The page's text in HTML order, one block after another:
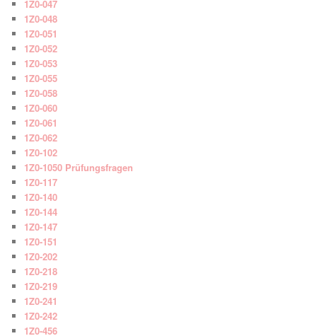
1Z0-047
1Z0-048
1Z0-051
1Z0-052
1Z0-053
1Z0-055
1Z0-058
1Z0-060
1Z0-061
1Z0-062
1Z0-102
1Z0-1050 Prüfungsfragen
1Z0-117
1Z0-140
1Z0-144
1Z0-147
1Z0-151
1Z0-202
1Z0-218
1Z0-219
1Z0-241
1Z0-242
1Z0-456